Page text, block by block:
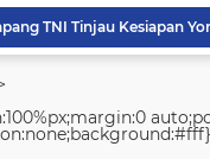
TNI Tinjau Kesiapan